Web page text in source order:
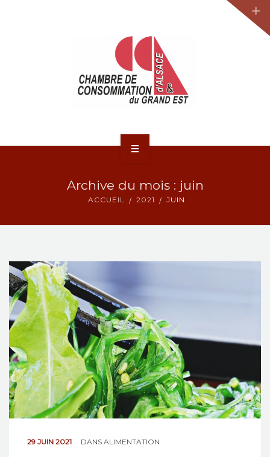
ACTUALITÉS
NOS ACTIONS
CONTACT
Archive du mois : juin
ACCUEIL 2021 JUIN
29 JUIN 2021 DANS ALIMENTATION